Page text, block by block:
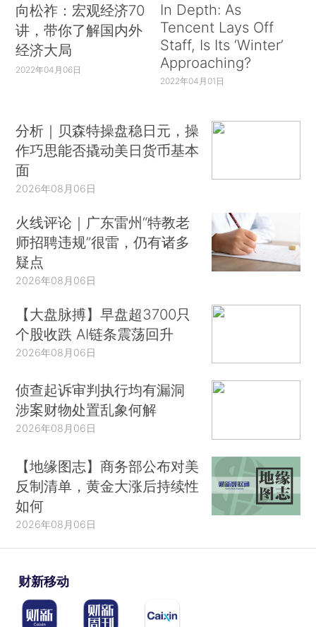
向松祚：宏观经济70
讲，带你了解国内外
经济大局
2022年04月06日
In Depth: As
Tencent Lays Off
Staff, Is Its ‘Winter’
Approaching?
2022年04月01日
分析｜贝森特操盘稳日元，操
作巧思能否撬动美日货币基本
面
2026年08月06日
火线评论｜广东雷州“特教老
师招聘违规”很雷，仍有诸多
疑点
2026年08月06日
【大盘脉搏】早盘超3700只
个股收跌 AI链条震荡回升
2026年08月06日
侦查起诉审判执行均有漏洞
涉案财物处置乱象何解
2026年08月06日
【地缘图志】商务部公布对美
反制清单，黄金大涨后持续性
如何
2026年08月06日
财新移动